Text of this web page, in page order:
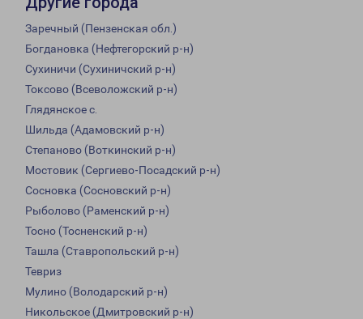
Заречный (Пензенская обл.)
Богдановка (Нефтегорский р-н)
Сухиничи (Сухиничский р-н)
Токсово (Всеволожский р-н)
Глядянское с.
Шильда (Адамовский р-н)
Степаново (Воткинский р-н)
Мостовик (Сергиево-Посадский р-н)
Сосновка (Сосновский р-н)
Рыболово (Раменский р-н)
Тосно (Тосненский р-н)
Ташла (Ставропольский р-н)
Тевриз
Мулино (Володарский р-н)
Никольское (Дмитровский р-н)